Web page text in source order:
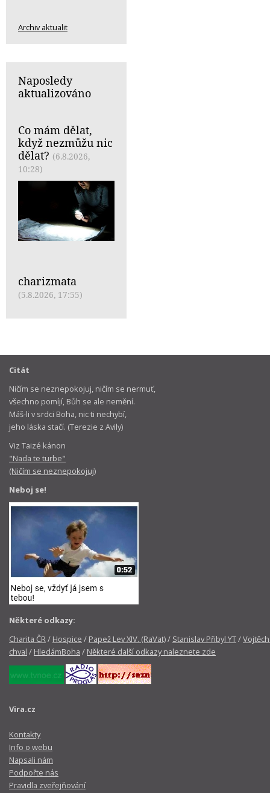
Archiv aktualit
Naposledy
aktualizováno
Co mám dělat,
když nezmůžu nic
dělat? (6.8.2026,
10:28)
charizmata
(5.8.2026, 17:55)
Citát
Ničím se neznepokojuj, ničím se nermuť,
všechno pomíjí, Bůh se ale nemění.
Máš-li v srdci Boha, nic ti nechybí,
jeho láska stačí. (Terezie z Avily)
Viz Taizé kánon
"Nada te turbe"
(Ničím se neznepokojuj)
Neboj se!
Některé odkazy:
Charita ČR/ Hospice / Papež Lev XIV. (RaVat)/ Stanislav Přibyl YT/
chval / HledámBoha / Některé další odkazy naleznete zde
Vira.cz
Kontakty
Info o webu
Napsali nám
Podpořte nás
Pravidla zveřejňování